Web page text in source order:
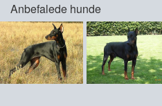
Anbefalede hunde